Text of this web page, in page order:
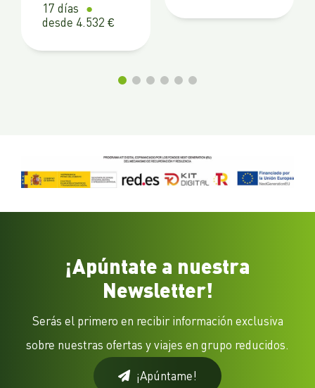
17 días
desde 4.532 €
¡Apúntate a nuestra
Newsletter!
Serás el primero en recibir información exclusiva
sobre nuestras ofertas y viajes en grupo reducidos.
¡Apúntame!